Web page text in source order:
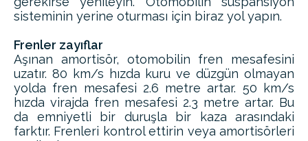
sisteminin yerine oturması için biraz yol yapın.
Frenler zayıflar
Aşınan amortisör, otomobilin fren mesafesini
uzatır. 80 km/s hızda kuru ve düzgün olmayan
yolda fren mesafesi 2.6 metre artar. 50 km/s
hızda virajda fren mesafesi 2.3 metre artar. Bu
da emniyetli bir duruşla bir kaza arasındaki
farktır. Frenleri kontrol ettirin veya amortisörleri